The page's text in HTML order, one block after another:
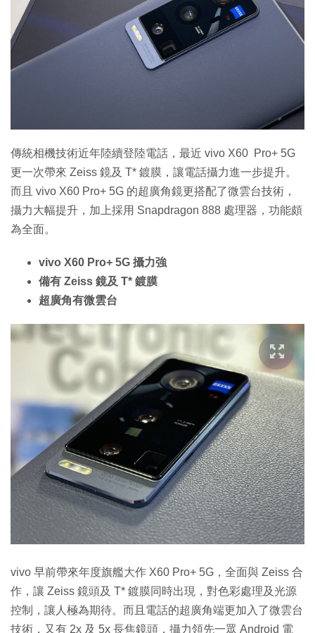
Enterprise Digital Transformation
特集
傳統相機技術近年陸續登陸電話，最近 vivo X60 Pro+ 5G
更一次帶來 Zeiss 鏡及 T* 鍍膜，讓電話攝力進一步提升。
而且 vivo X60 Pro+ 5G 的超廣角鏡更搭配了微雲台技術，
攝力大幅提升，加上採用 Snapdragon 888 處理器，功能頗
為全面。
vivo X60 Pro+ 5G 攝力強
備有 Zeiss 鏡及 T* 鍍膜
超廣角有微雲台
vivo 早前帶來年度旗艦大作 X60 Pro+ 5G，全面與 Zeiss 合
作，讓 Zeiss 鏡頭及 T* 鍍膜同時出現，對色彩處理及光源
控制，讓人極為期待。而且電話的超廣角端更加入了微雲台
技術，又有 2x 及 5x 長焦鏡頭，攝力領先一眾 Android 電